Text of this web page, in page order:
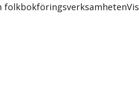
folkbokföringsverksamheten